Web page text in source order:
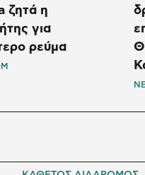
ζητά η
για
ρεύμα